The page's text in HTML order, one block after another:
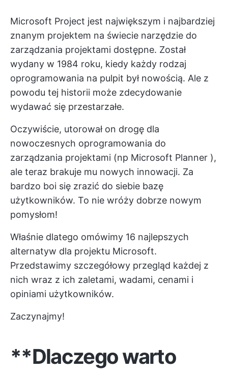
Microsoft Project jest największym i najbardziej
znanym projektem na świecie narzędzie do
zarządzania projektami dostępne. Został
wydany w 1984 roku, kiedy każdy rodzaj
oprogramowania na pulpit był nowością. Ale z
powodu tej historii może zdecydowanie
wydawać się przestarzałe.
Oczywiście, utorował on drogę dla
nowoczesnych oprogramowania do
zarządzania projektami (np Microsoft Planner ),
ale teraz brakuje mu nowych innowacji. Za
bardzo boi się zrazić do siebie bazę
użytkowników. To nie wróży dobrze nowym
pomysłom!
Właśnie dlatego omówimy 16 najlepszych
alternatyw dla projektu Microsoft.
Przedstawimy szczegółowy przegląd każdej z
nich wraz z ich zaletami, wadami, cenami i
opiniami użytkowników.
Zaczynajmy!
**Dlaczego warto